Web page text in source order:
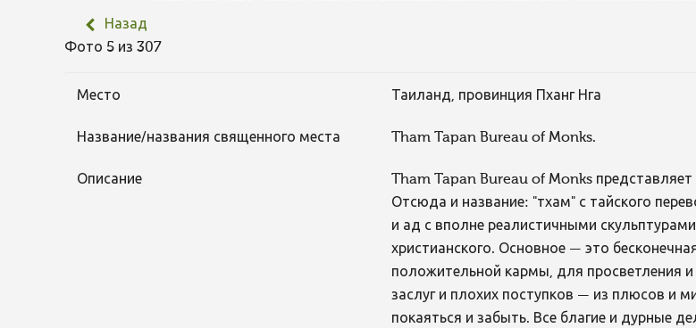
Назад
Фото 5 из 307
Место Таиланд, провинция Пханг Нга
Название/названия священного места Tham Tapan Bureau of Monks.
Описание
Tham Tapan Bureau of Monks
Отсюда и название: "тхам" с тайского
и ад с вполне реалистичными
христианского. Основное — это
положительной кармы, для просветления
заслуг и плохих поступков — из плюсов и
покаяться и забыть. Все благие и дурные